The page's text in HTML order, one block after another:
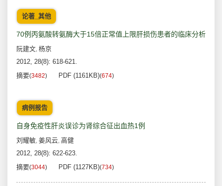
论著_其他
70例丙氨酸转氨酶大于15倍正常值上限肝损伤患者的临床分析
阮建文, 杨京
2012, 28(8): 618-621.
摘要(3482) PDF (1161KB)(674)
病例报告
自身免疫性肝炎误诊为肾综合征出血热1例
刘耀敏, 姜风云, 高健
2012, 28(8): 622-623.
摘要(3044) PDF (1127KB)(734)